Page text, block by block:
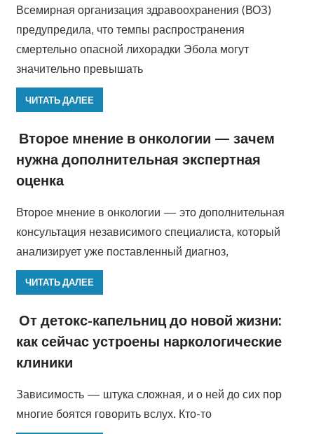
Всемирная организация здравоохранения (ВОЗ)
предупредила, что темпы распространения
смертельно опасной лихорадки Эбола могут
значительно превышать
ЧИТАТЬ ДАЛЕЕ
Второе мнение в онкологии — зачем
нужна дополнительная экспертная
оценка
Второе мнение в онкологии — это дополнительная
консультация независимого специалиста, который
анализирует уже поставленный диагноз,
ЧИТАТЬ ДАЛЕЕ
От детокс-капельниц до новой жизни:
как сейчас устроены наркологические
клиники
Зависимость — штука сложная, и о ней до сих пор
многие боятся говорить вслух. Кто-то